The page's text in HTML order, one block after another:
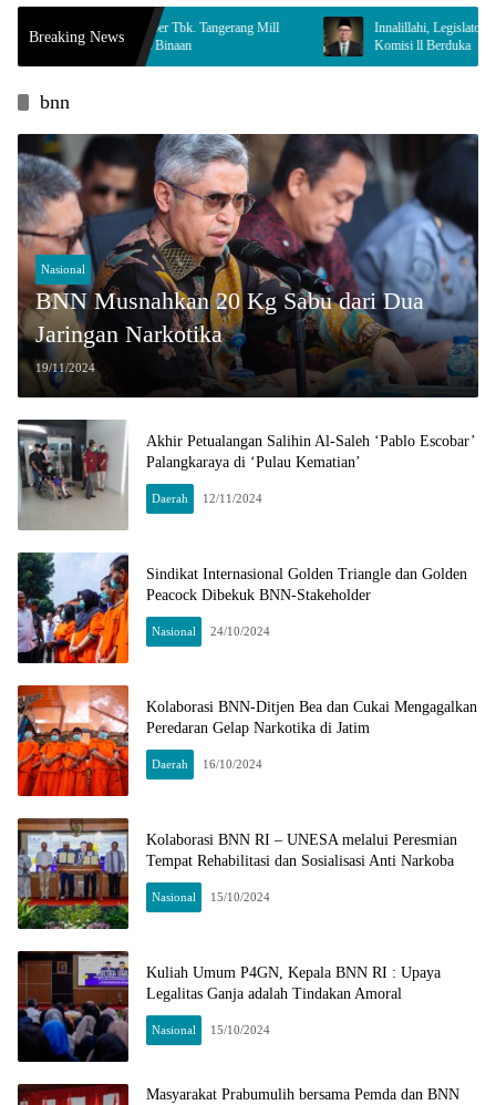
Breaking News
& Paper Tbk. Tangerang Mill
Binaan
Innalillahi, Legislator Tangsel Gus Andi
Komisi ll Berduka
bnn
Nasional
BNN Musnahkan 20 Kg Sabu dari Dua
Jaringan Narkotika
19/11/2024
Akhir Petualangan Salihin Al-Saleh ‘Pablo Escobar’
Palangkaraya di ‘Pulau Kematian’
Daerah 12/11/2024
Sindikat Internasional Golden Triangle dan Golden
Peacock Dibekuk BNN-Stakeholder
Nasional 24/10/2024
Kolaborasi BNN-Ditjen Bea dan Cukai Mengagalkan
Peredaran Gelap Narkotika di Jatim
Daerah 16/10/2024
Kolaborasi BNN RI – UNESA melalui Peresmian
Tempat Rehabilitasi dan Sosialisasi Anti Narkoba
Nasional 15/10/2024
Kuliah Umum P4GN, Kepala BNN RI : Upaya
Legalitas Ganja adalah Tindakan Amoral
Nasional 15/10/2024
Masyarakat Prabumulih bersama Pemda dan BNN